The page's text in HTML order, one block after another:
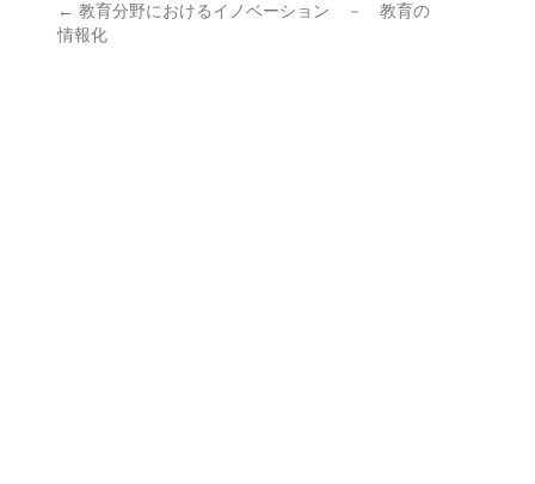
← 教育分野におけるイノベーション － 教育の
情報化